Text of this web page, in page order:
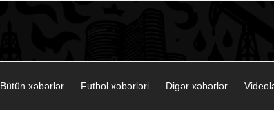
Bütün xəbərlər Futbol xəbərləri Digər xəbərlər